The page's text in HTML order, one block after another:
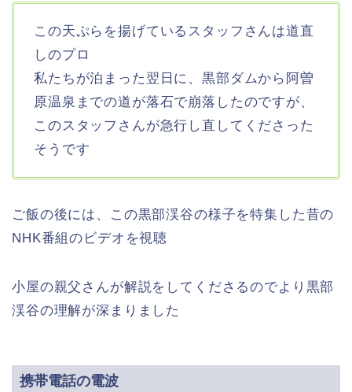
この天ぷらを揚げているスタッフさんは道直
しのプロ
私たちが泊まった翌日に、黒部ダムから阿曽
原温泉までの道が落石で崩落したのですが、
このスタッフさんが急行し直してくださった
そうです
ご飯の後には、この黒部渓谷の様子を特集した昔の
NHK番組のビデオを視聴
小屋の親父さんが解説をしてくださるのでより黒部
渓谷の理解が深まりました
携帯電話の電波